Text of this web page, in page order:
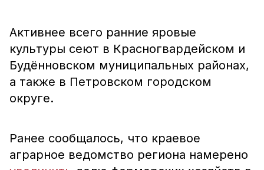
Активнее всего ранние яровые
культуры сеют в Красногвардейском и
Будённовском муниципальных районах,
а также в Петровском городском
округе.
Ранее сообщалось, что краевое
аграрное ведомство региона намерено